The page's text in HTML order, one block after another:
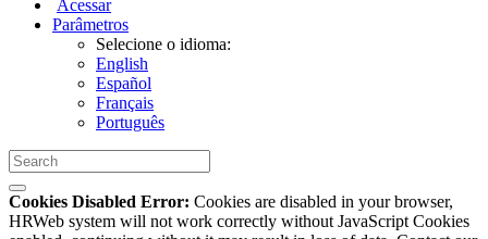
Acessar
Parâmetros
Selecione o idioma:
English
Español
Français
Português
Cookies Disabled Error: Cookies are disabled in your browser,
HRWeb system will not work correctly without JavaScript Cookies